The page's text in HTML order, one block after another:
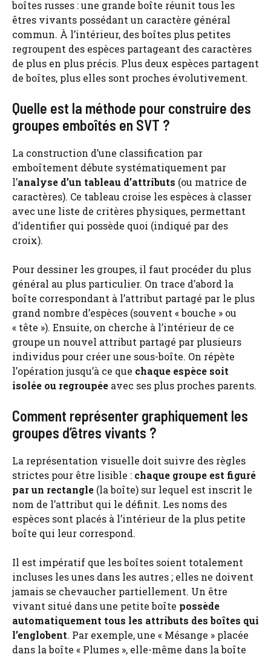
boîtes russes : une grande boîte réunit tous les
êtres vivants possédant un caractère général
commun. À l’intérieur, des boîtes plus petites
regroupent des espèces partageant des caractères
de plus en plus précis. Plus deux espèces partagent
de boîtes, plus elles sont proches évolutivement.
Quelle est la méthode pour construire des
groupes emboîtés en SVT ?
La construction d’une classification par
emboîtement débute systématiquement par
l’analyse d’un tableau d’attributs (ou matrice de
caractères). Ce tableau croise les espèces à classer
avec une liste de critères physiques, permettant
d’identifier qui possède quoi (indiqué par des
croix).
Pour dessiner les groupes, il faut procéder du plus
général au plus particulier. On trace d’abord la
boîte correspondant à l’attribut partagé par le plus
grand nombre d’espèces (souvent « bouche » ou
« tête »). Ensuite, on cherche à l’intérieur de ce
groupe un nouvel attribut partagé par plusieurs
individus pour créer une sous-boîte. On répète
l’opération jusqu’à ce que chaque espèce soit
isolée ou regroupée avec ses plus proches parents.
Comment représenter graphiquement les
groupes d’êtres vivants ?
La représentation visuelle doit suivre des règles
strictes pour être lisible : chaque groupe est figuré
par un rectangle (la boîte) sur lequel est inscrit le
nom de l’attribut qui le définit. Les noms des
espèces sont placés à l’intérieur de la plus petite
boîte qui leur correspond.
Il est impératif que les boîtes soient totalement
incluses les unes dans les autres ; elles ne doivent
jamais se chevaucher partiellement. Un être
vivant situé dans une petite boîte possède
automatiquement tous les attributs des boîtes qui
l’englobent. Par exemple, une « Mésange » placée
dans la boîte « Plumes », elle-même dans la boîte